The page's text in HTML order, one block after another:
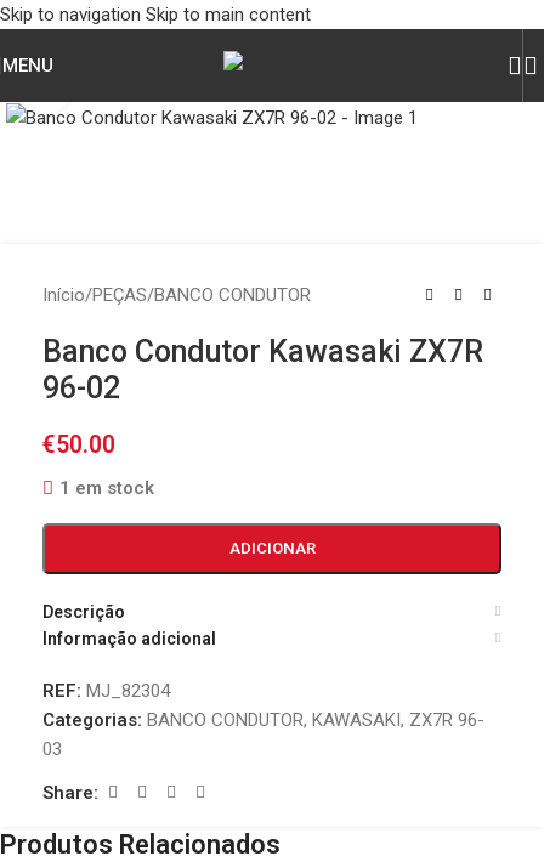
Skip to navigation Skip to main content
MENU
Início/PEÇAS/BANCO CONDUTOR
Banco Condutor Kawasaki ZX7R
96-02
€50.00
1 em stock
ADICIONAR
Descrição
Informação adicional
REF: MJ_82304
Categorias: BANCO CONDUTOR, KAWASAKI, ZX7R 96-
03
Share:
Produtos Relacionados